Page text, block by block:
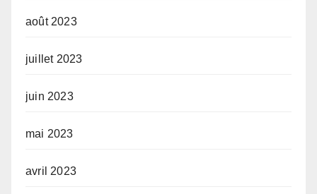
août 2023
juillet 2023
juin 2023
mai 2023
avril 2023